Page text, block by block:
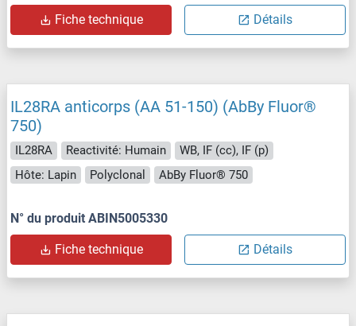
Fiche technique Détails
IL28RA anticorps (AA 51-150) (AbBy Fluor®
750)
IL28RA Reactivité: Humain
WB, IF (cc), IF (p)
Hôte: Lapin
Polyclonal AbBy Fluor® 750
N° du produit ABIN5005330
Fiche technique Détails